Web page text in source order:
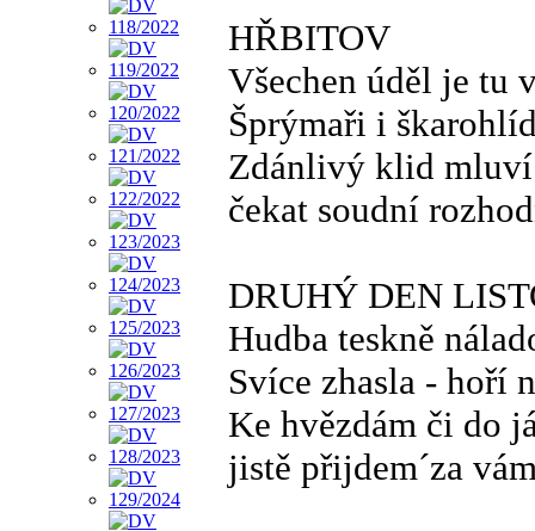
HŘBITOV
Všechen úděl je tu
Šprýmaři i
Zdánlivý klid
čekat soudní
DRUHÝ DEN
Hudba teskně
Svíce zhasla - hoří
Ke hvězdám či do
jistě přijdem´za